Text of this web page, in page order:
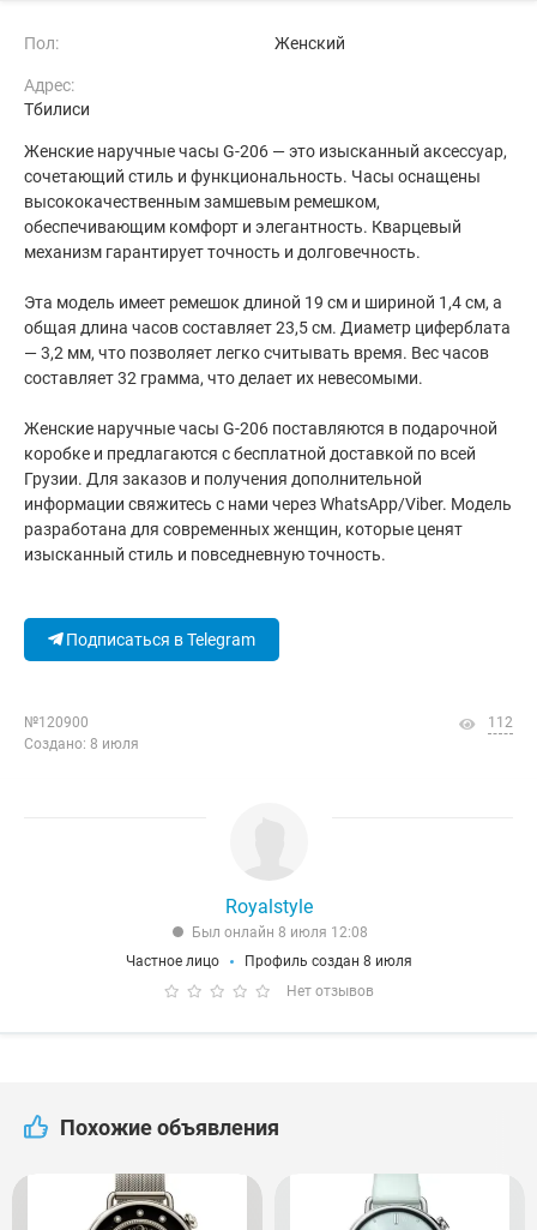
Пол: Женский
Адрес:
Тбилиси
Женские наручные часы G-206 — это изысканный аксессуар,
сочетающий стиль и функциональность. Часы оснащены
высококачественным замшевым ремешком,
обеспечивающим комфорт и элегантность. Кварцевый
механизм гарантирует точность и долговечность.
Эта модель имеет ремешок длиной 19 см и шириной 1,4 см, а
общая длина часов составляет 23,5 см. Диаметр циферблата
— 3,2 мм, что позволяет легко считывать время. Вес часов
составляет 32 грамма, что делает их невесомыми.
Женские наручные часы G-206 поставляются в подарочной
коробке и предлагаются с бесплатной доставкой по всей
Грузии. Для заказов и получения дополнительной
информации свяжитесь с нами через WhatsApp/Viber. Модель
разработана для современных женщин, которые ценят
изысканный стиль и повседневную точность.
Подписаться в Telegram
№120900
Создано: 8 июля
112
Royalstyle
Был онлайн 8 июля 12:08
Частное лицо
Профиль создан 8 июля
Нет отзывов
Похожие объявления